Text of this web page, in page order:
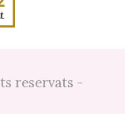
reservats -